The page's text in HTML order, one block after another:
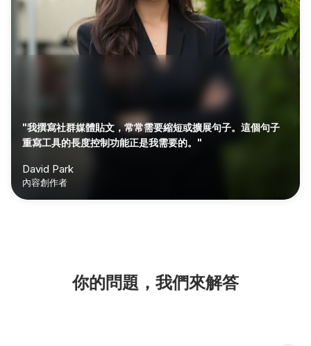
"我撰寫社群媒體貼文，常常需要縮短或擴展句子。這個句子
重寫工具的長度控制功能正是我需要的。"
David Park
內容創作者
你的問題，我們來解答